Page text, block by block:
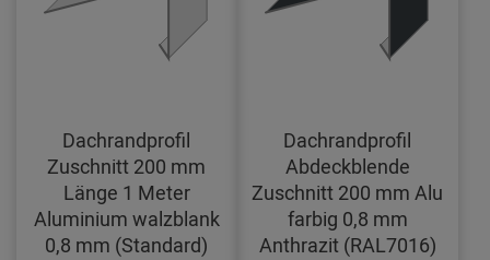
Dachrandprofil
Zuschnitt 200 mm
Länge 1 Meter
Aluminium walzblank
0,8 mm (Standard)
Dachrandprofil
Abdeckblende
Zuschnitt 200 mm Alu
farbig 0,8 mm
Anthrazit (RAL7016)